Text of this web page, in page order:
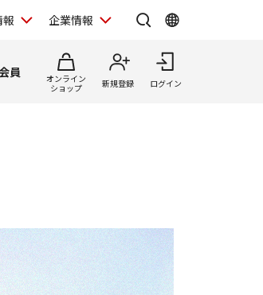
企業情報
員
オンライン
ショップ
新規登録 ログイン